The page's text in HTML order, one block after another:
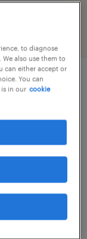
to diagnose
also use them to
can either accept or
You can
in our cookie